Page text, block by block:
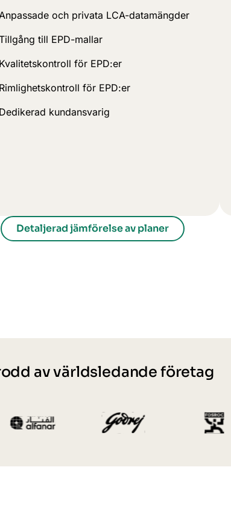
och privata LCA-datamängder
till EPD-mallar
Kvalitetskontroll för EPD:er
Rimlighetskontroll för EPD:er
Dedikerad kundansvarig
Detaljerad jämförelse av planer
av världsledande företag